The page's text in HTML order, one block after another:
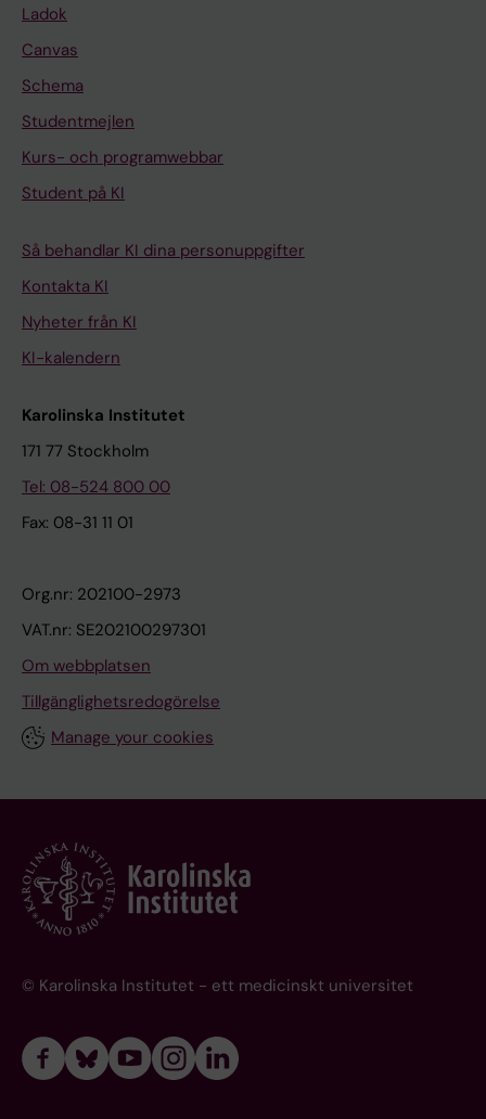
Ladok
Canvas
Schema
Studentmejlen
Kurs- och programwebbar
Student på KI
Så behandlar KI dina personuppgifter
Kontakta KI
Nyheter från KI
KI-kalendern
Karolinska Institutet
171 77 Stockholm
Tel: 08-524 800 00
Fax: 08-31 11 01
Org.nr: 202100-2973
VAT.nr: SE202100297301
Om webbplatsen
Tillgänglighetsredogörelse
Manage your cookies
© Karolinska Institutet - ett medicinskt universitet